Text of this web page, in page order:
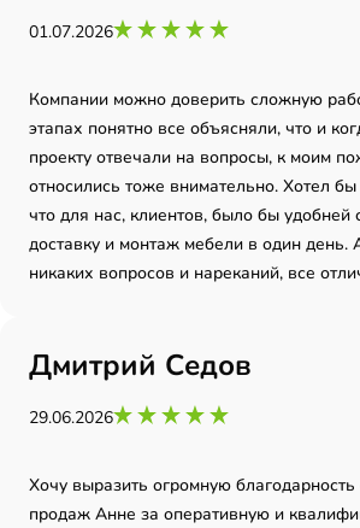
01.07.2026
Компании можно доверить сложную
этапах понятно все объясняли, что и
проекту отвечали на вопросы, к моим
относились тоже внимательно. Хотел бы
что для нас, клиентов, было бы удобней
доставку и монтаж мебели в один день.
никаких вопросов и нареканий, все
Дмитрий Седов
29.06.2026
Хочу выразить огромную благодарность
продаж Анне за оперативную и